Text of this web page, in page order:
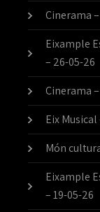
Cinerama
Eixample
– 26-05-26
Cinerama
Eix
Món
Eixample
– 19-05-26